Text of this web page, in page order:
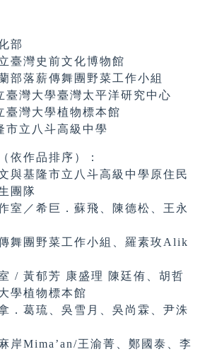
部
臺灣史前文化博物館
部落薪傳舞團野菜工作小組
學臺灣太平洋研究中心
學植物標本館
斗高級中學
依作品排序）：
與基隆市立八斗高級中學原住民
團隊
室／希巨．蘇飛、陳德松、王永
舞團野菜工作小組、羅素玫Alik
/ 黃郁芳 康盛理 陳廷侑、胡哲
學植物標本館
．葛琉、吳雪月、吳尚霖、尹洙
岸Mima’an/王渝菁、鄭國泰、李